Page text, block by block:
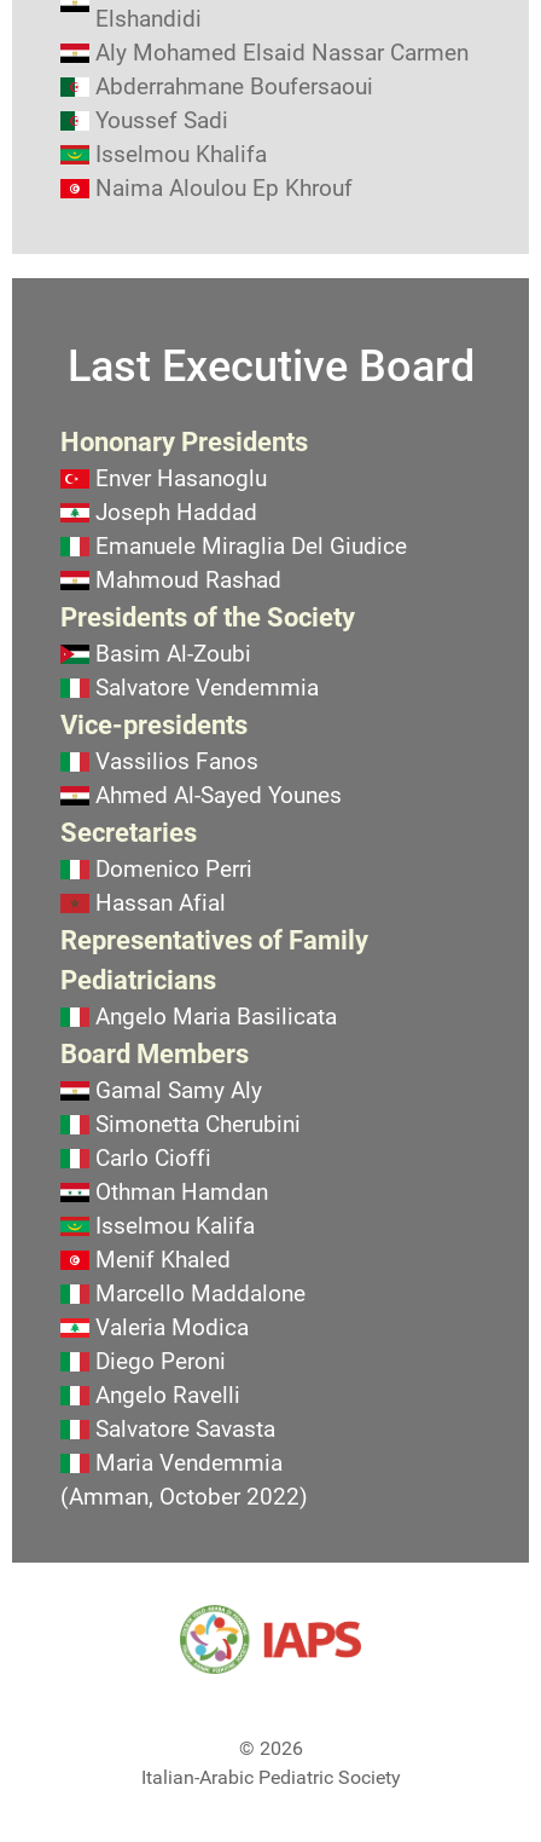
Elshandidi
Aly Mohamed Elsaid Nassar Carmen
Abderrahmane Boufersaoui
Youssef Sadi
Isselmou Khalifa
Naima Aloulou Ep Khrouf
Last Executive Board
Hononary Presidents
Enver Hasanoglu
Joseph Haddad
Emanuele Miraglia Del Giudice
Mahmoud Rashad
Presidents of the Society
Basim Al-Zoubi
Salvatore Vendemmia
Vice-presidents
Vassilios Fanos
Ahmed Al-Sayed Younes
Secretaries
Domenico Perri
Hassan Afial
Representatives of Family
Pediatricians
Angelo Maria Basilicata
Board Members
Gamal Samy Aly
Simonetta Cherubini
Carlo Cioffi
Othman Hamdan
Isselmou Kalifa
Menif Khaled
Marcello Maddalone
Valeria Modica
Diego Peroni
Angelo Ravelli
Salvatore Savasta
Maria Vendemmia
(Amman, October 2022)
© 2026
Italian-Arabic Pediatric Society